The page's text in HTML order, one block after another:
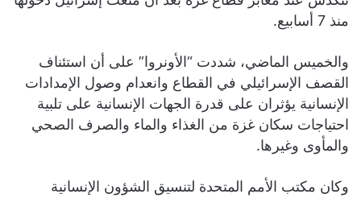
منذ 7 أسابيع.
والخميس الماضي، شددت “الأونروا” على أن استئناف
القصف الإسرائيلي في القطاع وانعدام وصول الإمدادات
الإنسانية يؤثران على قدرة الجهات الإنسانية على تلبية
احتياجات سكان غزة من الغذاء والماء والصرف الصحي
والمأوى وغيرها.
وكان مكتب الأمم المتحدة لتنسيق الشؤون الإنسانية